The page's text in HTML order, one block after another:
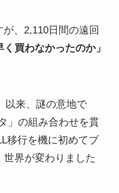
、2,110日間の遠回
く買わなかったのか」
以来、謎の意地で
」の組み合わせを貫
移行を機に初めてブ
世界が変わりました